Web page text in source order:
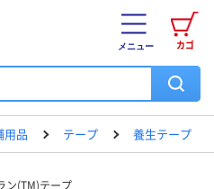
カゴ
メニュー
用品 テープ 養生テープ
ン(TM)テープ